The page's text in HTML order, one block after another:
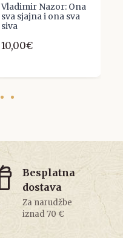
Vladimir Nazor: Ona
sva sjajna i ona sva
siva
10,00€
Besplatna
dostava
Za narudžbe
iznad 70 €